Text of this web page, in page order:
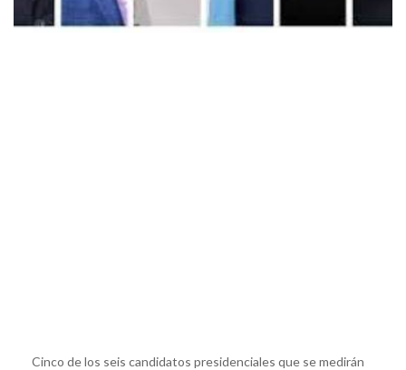
Cinco de los seis candidatos presidenciales que se medirán